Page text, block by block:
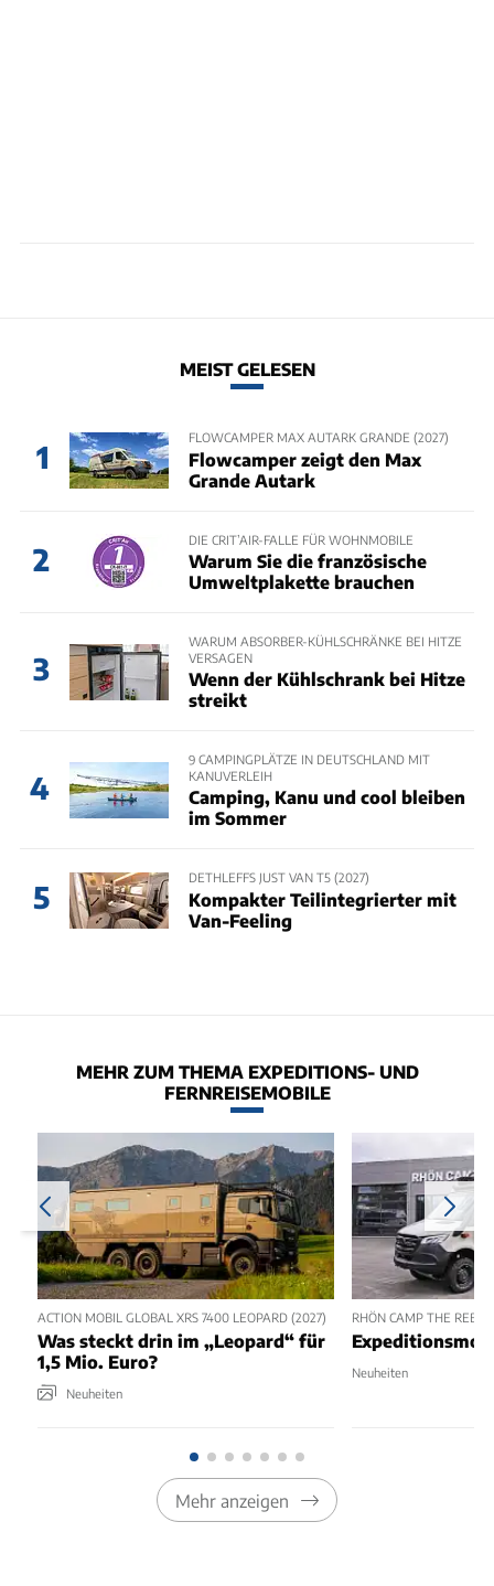
MEIST GELESEN
1
FLOWCAMPER MAX AUTARK GRANDE (2027)
Flowcamper zeigt den Max
Grande Autark
2
DIE CRIT’AIR-FALLE FÜR WOHNMOBILE
Warum Sie die französische
Umweltplakette brauchen
3
WARUM ABSORBER-KÜHLSCHRÄNKE BEI HITZE
VERSAGEN
Wenn der Kühlschrank bei Hitze
streikt
4
9 CAMPINGPLÄTZE IN DEUTSCHLAND MIT
KANUVERLEIH
Camping, Kanu und cool bleiben
im Sommer
5
DETHLEFFS JUST VAN T5 (2027)
Kompakter Teilintegrierter mit
Van-Feeling
MEHR ZUM THEMA EXPEDITIONS- UND
FERNREISEMOBILE
ACTION MOBIL GLOBAL XRS 7400 LEOPARD (2027)
Was steckt drin im „Leopard“ für
1,5 Mio. Euro?
Neuheiten
RHÖN CAMP THE
Neuheiten
Mehr anzeigen